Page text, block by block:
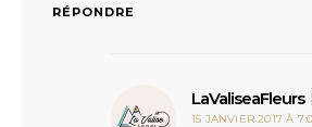
RÉPONDRE
LaValiseaFleurs
15 JANVIER 2017 À